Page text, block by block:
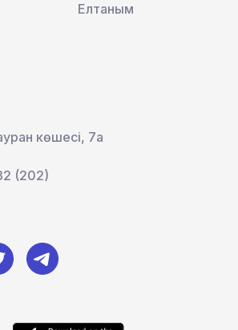
Елтаным
көшесі, 7а
(202)